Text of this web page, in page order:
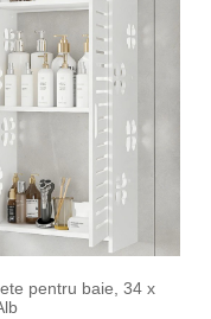
pentru baie, 34 x